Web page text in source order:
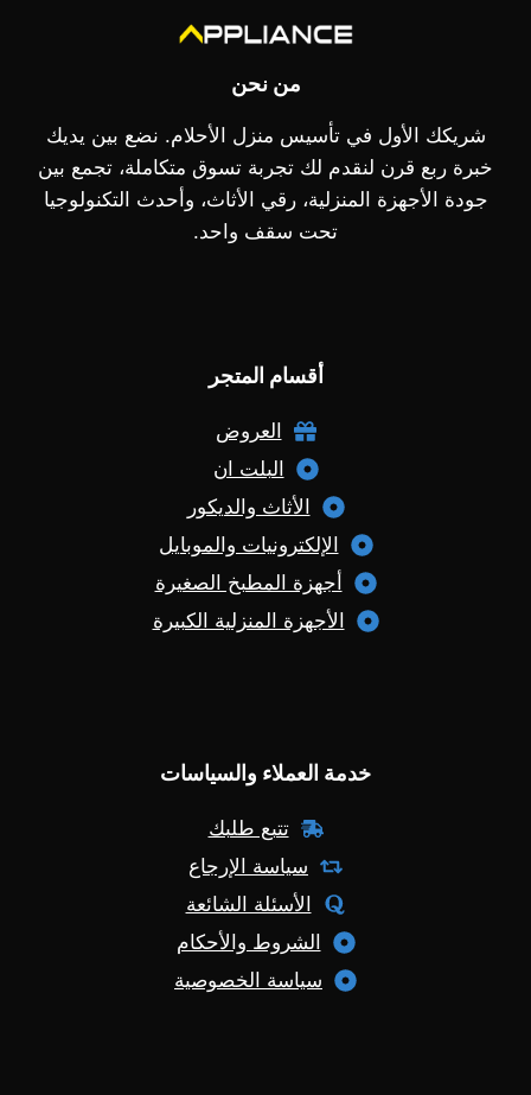
من نحن
شريكك الأول في تأسيس منزل الأحلام. نضع بين يديك
خبرة ربع قرن لنقدم لك تجربة تسوق متكاملة، تجمع بين
جودة الأجهزة المنزلية، رقي الأثاث، وأحدث التكنولوجيا
تحت سقف واحد.
أقسام المتجر
العروض
البلت ان
الأثاث والديكور
الإلكترونيات والموبايل
أجهزة المطبخ الصغيرة
الأجهزة المنزلية الكبيرة
خدمة العملاء والسياسات
تتبع طلبك
سياسة الإرجاع
الأسئلة الشائعة
الشروط والأحكام
سياسة الخصوصية